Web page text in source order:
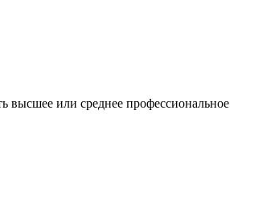
или среднее профессиональное